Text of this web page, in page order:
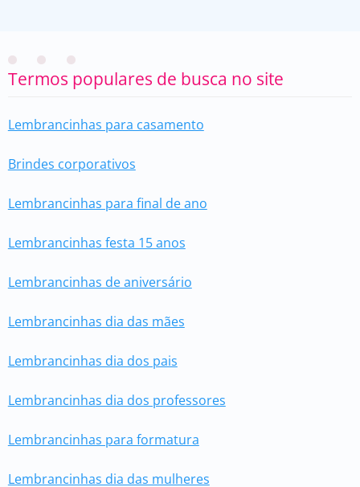
Termos populares de busca no site
Lembrancinhas para casamento
Brindes corporativos
Lembrancinhas para final de ano
Lembrancinhas festa 15 anos
Lembrancinhas de aniversário
Lembrancinhas dia das mães
Lembrancinhas dia dos pais
Lembrancinhas dia dos professores
Lembrancinhas para formatura
Lembrancinhas dia das mulheres